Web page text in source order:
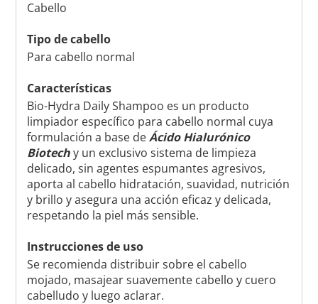
Cabello
Tipo de cabello
Para cabello normal
Características
Bio-Hydra Daily Shampoo es un producto
limpiador específico para cabello normal cuya
formulación a base deÁcido Hialurónico
Biotechy un exclusivo sistema de limpieza
delicado, sin agentes espumantes agresivos,
aporta al cabello hidratación, suavidad, nutrición
y brillo y asegura una acción eficaz y delicada,
respetando la piel más sensible.
Instrucciones de uso
Se recomienda distribuir sobre el cabello
mojado, masajear suavemente cabello y cuero
cabelludo y luego aclarar.